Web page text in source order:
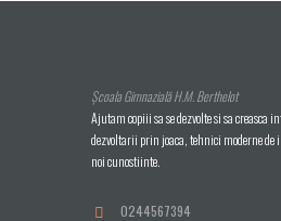
Școala Gimnazială H.M. Berthelot
Ajutam copiii sa se dezvolte si sa creasca
dezvoltarii prin joaca, tehnici moderne de
noi cunostiinte.
0244567394